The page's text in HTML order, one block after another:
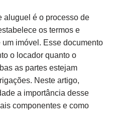
aluguel é o processo de
os termos e
imóvel. Esse documento
o locador quanto o
as partes estejam
Neste artigo,
a importância desse
componentes e como